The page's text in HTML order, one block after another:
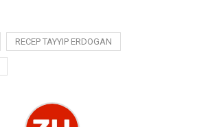
RECEP TAYYIP ERDOGAN